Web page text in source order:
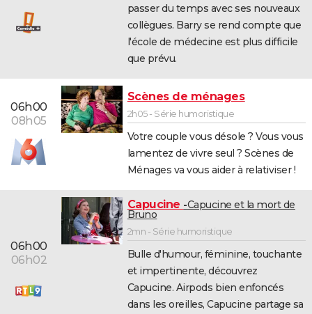
passer du temps avec ses nouveaux
collègues. Barry se rend compte que
l'école de médecine est plus difficile
que prévu.
06h00
08h05
Scènes de ménages
2h05 - Série humoristique
Votre couple vous désole ? Vous vous
lamentez de vivre seul ? Scènes de
Ménages va vous aider à relativiser !
06h00
06h02
Capucine Capucine et la mort de
Bruno
2mn - Série humoristique
Bulle d'humour, féminine, touchante
et impertinente, découvrez
Capucine. Airpods bien enfoncés
dans les oreilles, Capucine partage sa